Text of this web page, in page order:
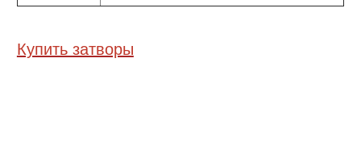
Купить затворы